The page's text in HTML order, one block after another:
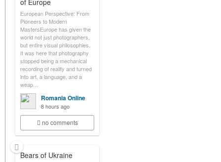
of Europe
European Perspective: From
Pioneers to Modern
MastersEurope has given the
world not just photographers,
but entire visual philosophies.
It was here that photography
stopped being a mechanical
recording of reality and turned
into art, a language, and a
weap…
Romania Online
8 hours ago
no comments
Bears of Ukraine